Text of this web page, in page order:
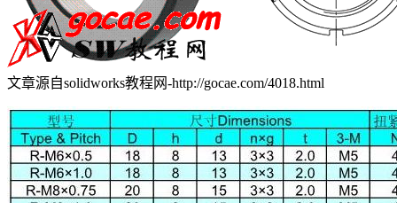
文章源自solidworks教程网-http://gocae.com/4018.html